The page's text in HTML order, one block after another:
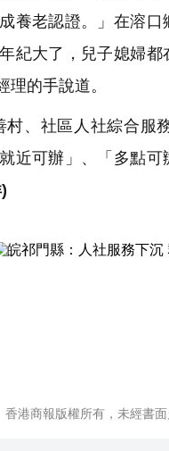
養老認證。」在溶
紀大了，兒子媳婦
的手說道。
、社區人社綜合服
近可辦」、「多點
香港商報版權所有，未經書面